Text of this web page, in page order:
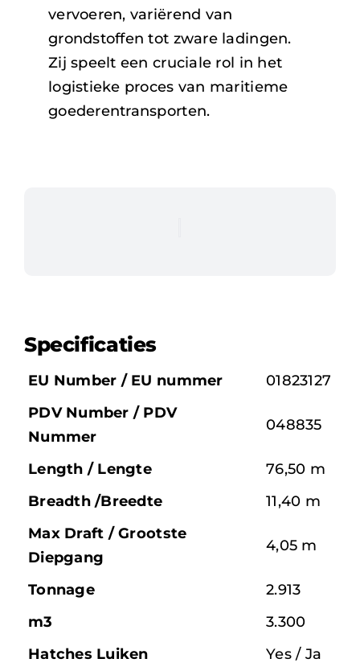
vervoeren, variërend van
grondstoffen tot zware ladingen.
Zij speelt een cruciale rol in het
logistieke proces van maritieme
goederentransporten.
Specificaties
EU Number / EU nummer
01823127
PDV Number / PDV
Nummer
048835
Length / Lengte
76,50 m
Breadth /Breedte
11,40 m
Max Draft / Grootste
Diepgang
4,05 m
Tonnage
2.913
m3
3.300
Hatches Luiken
Yes / Ja